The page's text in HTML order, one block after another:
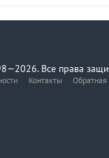
Все права
Контакты Обратная